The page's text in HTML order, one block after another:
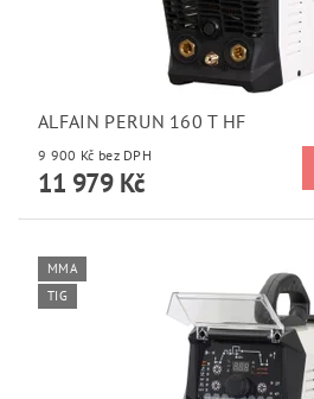
ALFAIN PERUN 160 T HF
9 900 Kč bez DPH
11 979 Kč
MMA
TIG